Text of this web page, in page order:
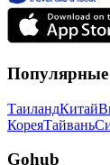
Популярные
ТаиландКитай
КореяТайвань
Gohub